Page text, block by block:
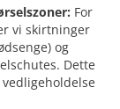
For
vi skirtninger
og
Dette